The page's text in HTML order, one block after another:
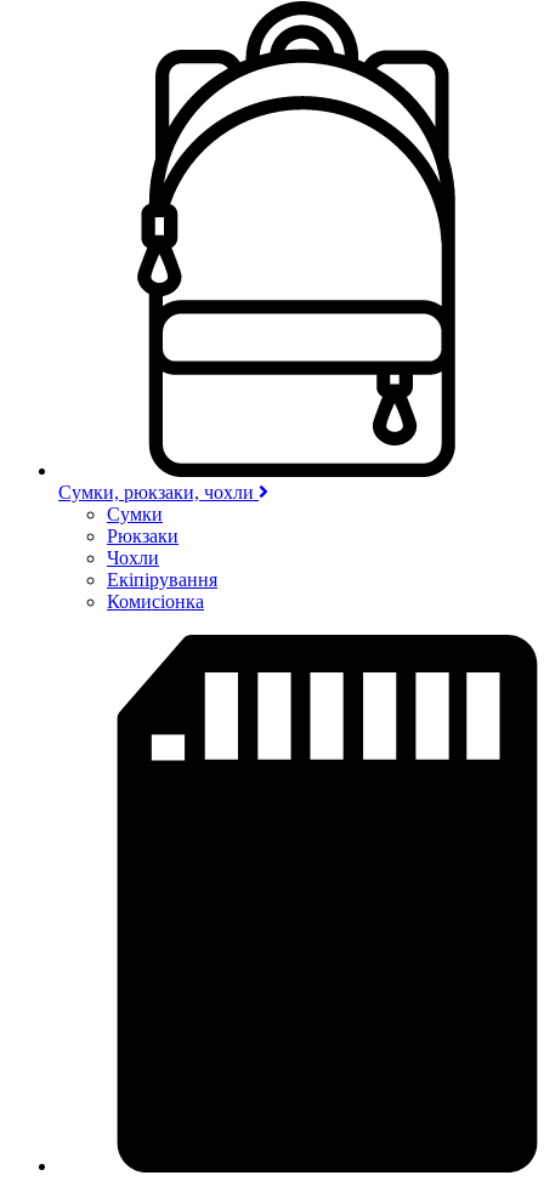
Сумки, рюкзаки, чохли
Сумки
Рюкзаки
Чохли
Екіпірування
Комисіонка